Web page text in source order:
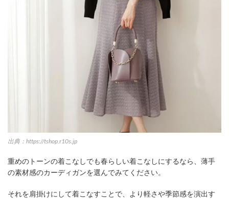
出典：https://tshop.r10s.jp
重めのトーンの着こなしでも春らしい着こなしにするなら、薄手
の素材感のカーディガンを選んでみてください。
それを肩掛けにして着こなすことで、より軽さや季節感を演出す